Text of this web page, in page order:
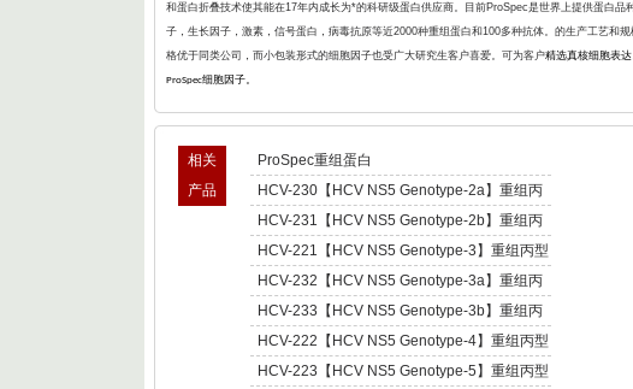
和蛋白折叠技术使其能在17年内成长为*的科研级蛋白供应商。目前ProSpec是世界上提供蛋白品
子，生长因子，激素，信号蛋白，病毒抗原等近2000种重组蛋白和100多种抗体。的生产工艺和
格优于同类公司，而小包装形式的细胞因子也受广大研究生客户喜爱。可为客户精选真核细胞表
ProSpec细胞因子。
相关
产品
ProSpec重组蛋白
HCV-230【HCV NS5 Genotype-2a】重组丙
型肝炎病毒NS5,基因型2a -Recombinant
Hepatitis C Virus NS5 enotype-2a
HCV-231【HCV NS5 Genotype-2b】重组丙
型肝炎病毒NS5,基因型2b -Recombinant
Hepatitis C Virus NS5 enotype-2b
HCV-221【HCV NS5 Genotype-3】重组丙型
肝炎病毒NS5,基因型3 -Recombinant Hepatitis
C Virus NS5 enotype-3
HCV-232【HCV NS5 Genotype-3a】重组丙
型肝炎病毒NS5,基因型3a -Recombinant
Hepatitis C Virus NS5 enotype-3a
HCV-233【HCV NS5 Genotype-3b】重组丙
型肝炎病毒NS5,基因型3b -Recombinant
Hepatitis C Virus NS5 enotype-3b
HCV-222【HCV NS5 Genotype-4】重组丙型
肝炎病毒NS5,基因型4 -Recombinant Hepatitis
HCV-223【HCV NS5 Genotype-5】重组丙型